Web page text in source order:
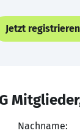
Jetzt registrieren
Nachname: